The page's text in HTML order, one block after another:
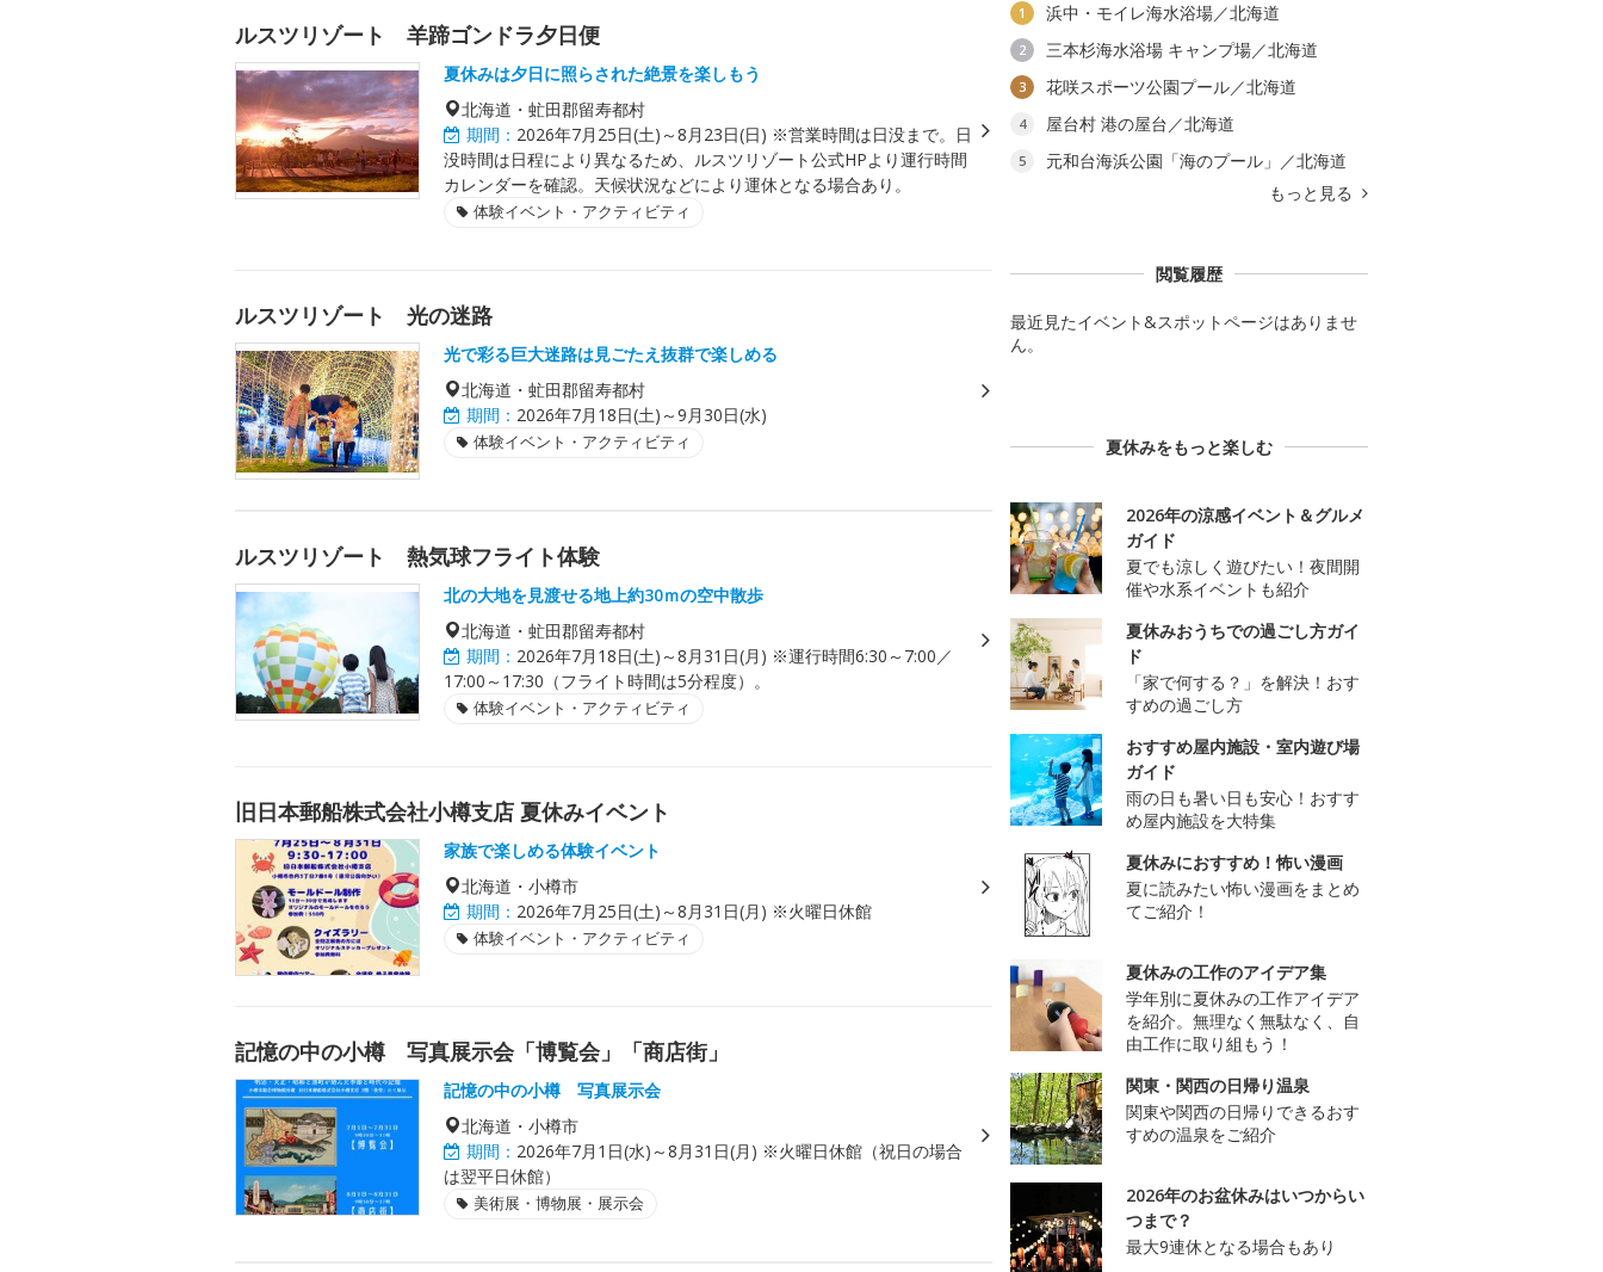
ルスツリゾート 羊蹄ゴンドラ夕日便
夏休みは夕日に照らされた絶景を楽しもう
北海道・虻田郡留寿都村
期間： 2026年7月25日(土)～8月23日(日) ※営業時間は日没まで。日
没時間は日程により異なるため、ルスツリゾート公式HPより運行時間
カレンダーを確認。天候状況などにより運休となる場合あり。
体験イベント・アクティビティ
ルスツリゾート 光の迷路
光で彩る巨大迷路は見ごたえ抜群で楽しめる
北海道・虻田郡留寿都村
期間： 2026年7月18日(土)～9月30日(水)
体験イベント・アクティビティ
ルスツリゾート 熱気球フライト体験
北の大地を見渡せる地上約30ｍの空中散歩
北海道・虻田郡留寿都村
期間： 2026年7月18日(土)～8月31日(月) ※運行時間6:30～7:00／
17:00～17:30（フライト時間は5分程度）。
体験イベント・アクティビティ
旧日本郵船株式会社小樽支店 夏休みイベント
家族で楽しめる体験イベント
北海道・小樽市
期間： 2026年7月25日(土)～8月31日(月) ※火曜日休館
体験イベント・アクティビティ
記憶の中の小樽 写真展示会「博覧会」「商店街」
記憶の中の小樽 写真展示会
北海道・小樽市
期間： 2026年7月1日(水)～8月31日(月) ※火曜日休館（祝日の場合
は翌平日休館）
美術展・博物展・展示会
1 浜中・モイレ海水浴場／北海道
2 三本杉海水浴場 キャンプ場／北海道
3 花咲スポーツ公園プール／北海道
4 屋台村 港の屋台／北海道
5
元和台海浜公園「海のプール」／北海道
もっと見る
閲覧履歴
最近見たイベント&スポットページはありませ
ん。
夏休みをもっと楽しむ
2026年の涼感イベント＆グルメ
ガイド
夏でも涼しく遊びたい！夜間開
催や水系イベントも紹介
夏休みおうちでの過ごし方ガイ
ド
「家で何する？」を解決！おす
すめの過ごし方
おすすめ屋内施設・室内遊び場
ガイド
雨の日も暑い日も安心！おすす
め屋内施設を大特集
夏休みにおすすめ！怖い漫画
夏に読みたい怖い漫画をまとめ
てご紹介！
夏休みの工作のアイデア集
学年別に夏休みの工作アイデア
を紹介。無理なく無駄なく、自
由工作に取り組もう！
関東・関西の日帰り温泉
関東や関西の日帰りできるおす
すめの温泉をご紹介
2026年のお盆休みはいつからい
つまで？
最大9連休となる場合もあり